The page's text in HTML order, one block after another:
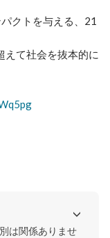
クトを与える、21
えて社会を抜本的に
は関係ありませ